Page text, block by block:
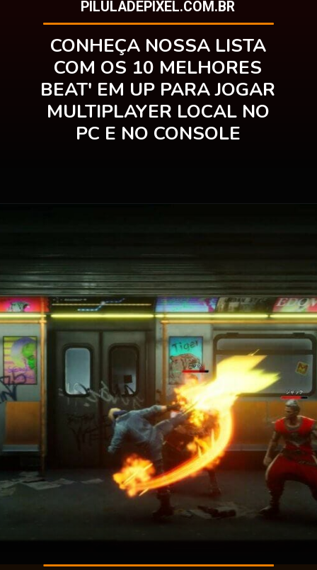
CONHEÇA NOSSA LISTA
COM OS 10 MELHORES
BEAT' EM UP PARA JOGAR
MULTIPLAYER LOCAL NO
PC E NO CONSOLE
PILULADEPIXEL.COM.BR